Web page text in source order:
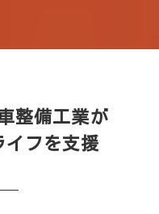
整備工業が
イフを支援